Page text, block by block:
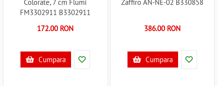
Colorate, 7 cm Flumi
FM3302911 B3302911
172.00 RON
Cumpara
Zaffiro AN-NE-02 B330858
386.00 RON
Cumpara